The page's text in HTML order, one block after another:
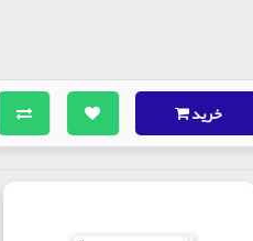
خرید